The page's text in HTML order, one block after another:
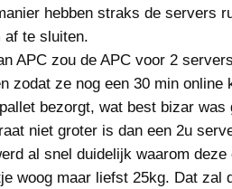
hebben straks de servers
af te sluiten.
APC zou de APC voor 2
zodat ze nog een 30 min online
bezorgt, wat best bizar was
niet groter is dan een 2u
al snel duidelijk waarom deze
woog maar liefst 25kg. Dat zal